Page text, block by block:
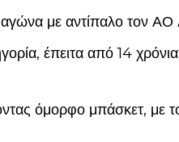
με αντίπαλο τον
έπειτα από 14
όμορφο μπάσκετ, με